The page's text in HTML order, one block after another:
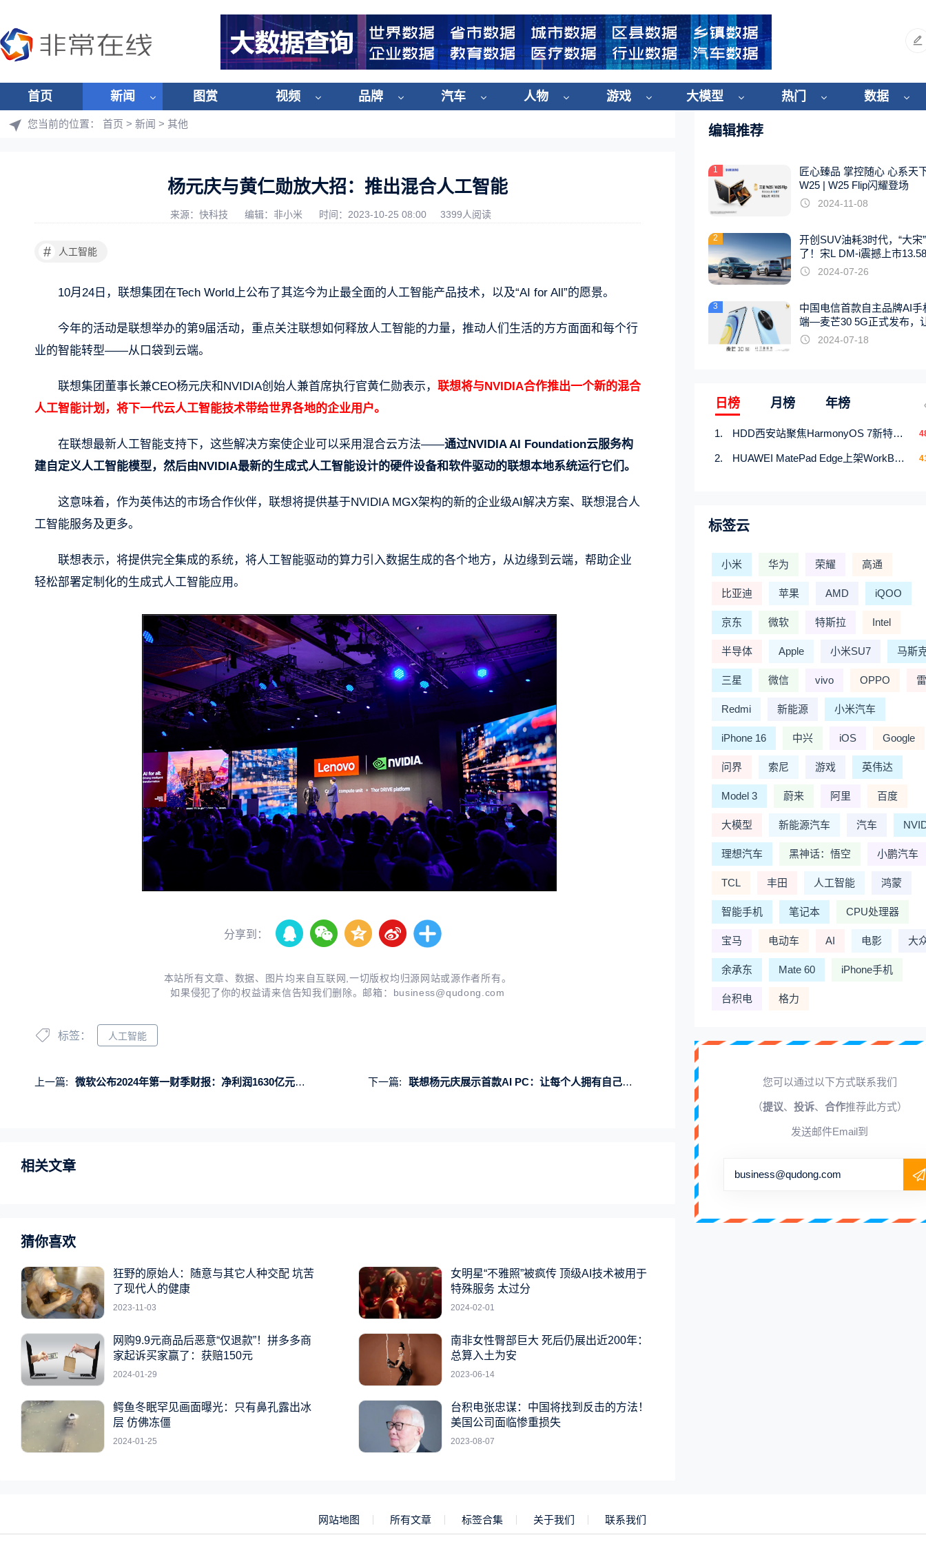
首页 新闻 图赏 视频 品牌 汽车 人物 游戏 大模型 热门 数据
您当前的位置： 首页 > 新闻 > 其他
杨元庆与黄仁勋放大招：推出混合人工智能
来源：快科技 编辑：非小米 时间：2023-10-25 08:00 3399人阅读
# 人工智能
10月24日，联想集团在Tech World上公布了其迄今为止最全面的人工智能产品技术，以及“AI for All”的愿景。
今年的活动是联想举办的第9届活动，重点关注联想如何释放人工智能的力量，推动人们生活的方方面面和每个行
业的智能转型——从口袋到云端。
联想集团董事长兼CEO杨元庆和NVIDIA创始人兼首席执行官黄仁勋表示， 联想将与NVIDIA合作推出一个新的混合
人工智能计划，将下一代云人工智能技术带给世界各地的企业用户。
在联想最新人工智能支持下，这些解决方案使企业可以采用混合云方法——通过NVIDIA AI Foundation云服务构
建自定义人工智能模型，然后由NVIDIA最新的生成式人工智能设计的硬件设备和软件驱动的联想本地系统运行它们。
这意味着，作为英伟达的市场合作伙伴，联想将提供基于NVIDIA MGX架构的新的企业级AI解决方案、联想混合人
工智能服务及更多。
联想表示，将提供完全集成的系统，将人工智能驱动的算力引入数据生成的各个地方，从边缘到云端，帮助企业
轻松部署定制化的生成式人工智能应用。
分享到：
本站所有文章、数据、图片均来自互联网,一切版权均归源网站或源作者所有。
如果侵犯了你的权益请来信告知我们删除。邮箱： business@qudong.com
标签： 人工智能
上一篇: 微软公布2024年第一财季财报：净利润1630亿元 同比增长27% 下一篇: 联想杨元庆展示首款AI PC：让每个人拥有自己的大模型
相关文章
猜你喜欢
狂野的原始人：随意与其它人种交配 坑苦
了现代人的健康
2023-11-03
女明星“不雅照”被疯传 顶级AI技术被用于
特殊服务 太过分
2024-02-01
网购9.9元商品后恶意“仅退款”！拼多多商
家起诉买家赢了：获赔150元
2024-01-29
南非女性臀部巨大 死后仍展出近200年：
总算入土为安
2023-06-14
鳄鱼冬眠罕见画面曝光：只有鼻孔露出冰
层 仿佛冻僵
2024-01-25
台积电张忠谋：中国将找到反击的方法！
美国公司面临惨重损失
2023-08-07
编辑推荐
1
匠心臻品 掌控随心 心系天
W25 | W25 Flip闪耀登场
2024-11-08
2
开创SUV油耗3时代，“大宋
了！宋L DM-i震撼上市
起
2024-07-26
3
中国电信首款自主品牌AI手
端—麦芒30 5G正式发布，
触手可及2024-07-18
日榜 月榜 年榜
HDD西安站聚焦HarmonyOS 7新特性，解锁从互联到智能的应用开发新范式
HUAWEI MatePad Edge上架WorkBuddy鸿蒙PC版，说话就能干活的AI办公搭子
标签云
小米 华为 荣耀 高通
比亚迪 苹果 AMD iQOO
京东 微软 特斯拉 Intel
半导体 Apple 小米SU7 马斯
三星 微信 vivo OPPO
Redmi 新能源 小米汽车
iPhone 16 中兴 iOS Google
问界 索尼 游戏 英伟达
Model 3 蔚来 阿里 百度
大模型 新能源汽车 汽车
理想汽车 黑神话：悟空 小鹏汽车
TCL 丰田 人工智能 鸿蒙
智能手机 笔记本 CPU处理器
宝马 电动车 AI 电影 大
余承东 Mate 60 iPhone手机
台积电 格力
您可以通过以下方式联系我们
（提议、 投诉、 合作推荐此方式）
发送邮件Email到
business@qudong.com
网站地图 所有文章 标签合集 关于我们 联系我们